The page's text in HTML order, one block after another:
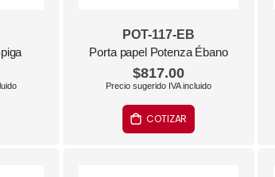
POT-117-EB
Porta papel Potenza Ébano
$817.00
COTIZAR